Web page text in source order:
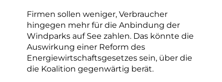
Firmen sollen weniger, Verbraucher
hingegen mehr für die Anbindung der
Windparks auf See zahlen. Das könnte die
Auswirkung einer Reform des
Energiewirtschaftsgesetzes sein, über die
die Koalition gegenwärtig berät.